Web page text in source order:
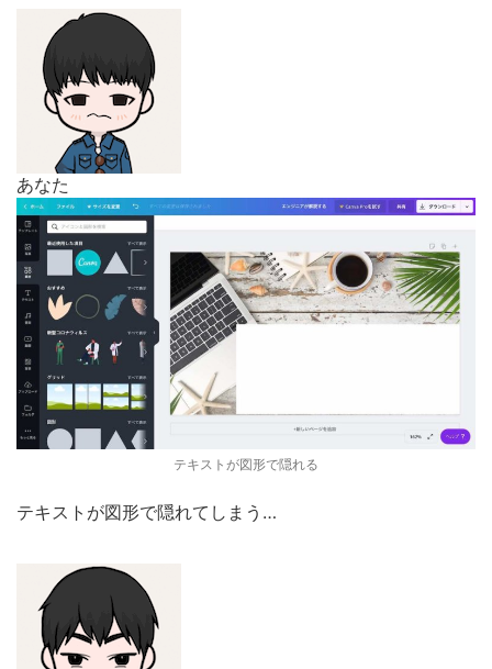
あなた
テキストが図形で隠れる
テキストが図形で隠れてしまう…